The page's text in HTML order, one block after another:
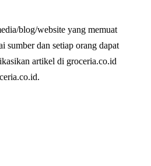
blog/website yang memuat
sumber dan setiap orang dapat
artikel di groceria.co.id